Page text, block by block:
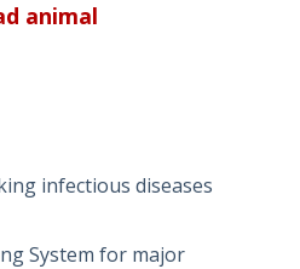
animal
infectious diseases
System for major